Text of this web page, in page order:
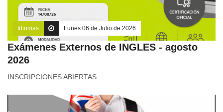
Idiomas Lunes 06 de Julio de 2026
Exámenes Externos de INGLES - agosto
2026
INSCRIPCIONES ABIERTAS